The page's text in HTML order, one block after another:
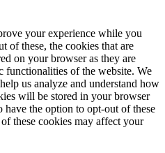
your experience while you
of these, the cookies that are
on your browser as they are
functionalities of the website. We
us analyze and understand how
will be stored in your browser
the option to opt-out of these
these cookies may affect your